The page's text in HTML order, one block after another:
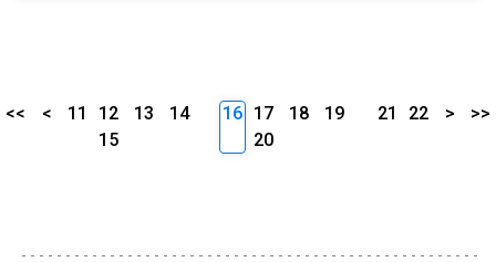
<< < 11 12 13
14
15
16 17 18
19
20
21 22 > >>